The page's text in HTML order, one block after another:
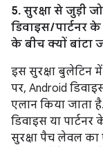
5. सुरक्षा से जुड़ी
डिवाइस /
के बीच क्यों बांटा
इस सुरक्षा बुलेटिन
पर, Android
एलान किया जाता
डिवाइस या
सुरक्षा पैच लेवल